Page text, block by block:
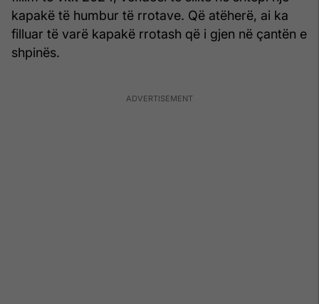
kapakë të humbur të rrotave. Që atëherë, ai ka
filluar të varë kapakë rrotash që i gjen në çantën e
shpinës.